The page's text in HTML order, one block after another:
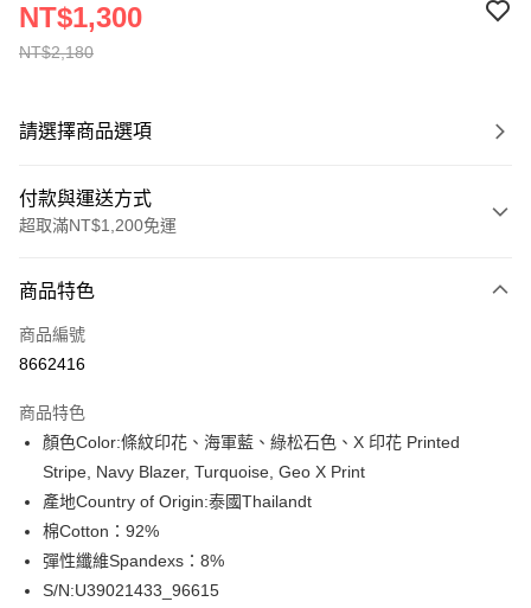
NT$2,180
NT$1,300
請選擇商品選項
付款與運送方式
超取滿NT$1,200免運
信用卡一次付款
信用卡分期付款
合作金庫商業銀行
華南商業銀行
彰化商業銀行
上海商業儲蓄銀行
台北富邦商業銀行
國泰世華商業銀行
兆豐國際商業銀行
臺灣中小企業銀行
匯豐（台灣）商業銀行
聯邦商業銀行
元大商業銀行
超商取貨付款
LINE Pay
Apple Pay
街口支付
商品特色
商品編號
8662416
商品特色
顏色Color:條紋印花、海軍藍、綠松石色、X 印花 Printed
Stripe, Navy Blazer, Turquoise, Geo X Print
產地Country of Origin:泰國Thailandt
棉Cotton：92%
彈性纖維Spandexs：8%
S/N:U39021433_96615